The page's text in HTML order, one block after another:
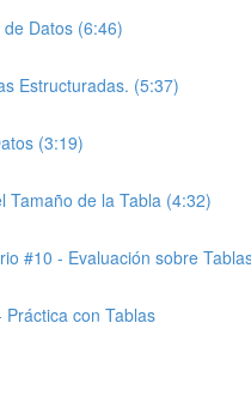
Datos (6:46)
Estructuradas. (5:37)
(3:19)
Tamaño de la Tabla (4:32)
#10 - Evaluación sobre
Práctica con Tablas